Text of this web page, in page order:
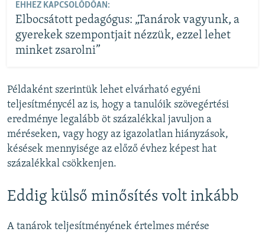
EHHEZ KAPCSOLÓDÓAN:
Elbocsátott pedagógus: „Tanárok vagyunk, a
gyerekek szempontjait nézzük, ezzel lehet
minket zsarolni”
Példaként szerintük lehet elvárható egyéni
teljesítménycél az is, hogy a tanulóik szövegértési
eredménye legalább öt százalékkal javuljon a
méréseken, vagy hogy az igazolatlan hiányzások,
késések mennyisége az előző évhez képest hat
százalékkal csökkenjen.
Eddig külső minősítés volt inkább
A tanárok teljesítményének értelmes mérése